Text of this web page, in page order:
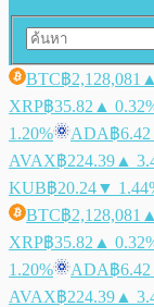
BTC฿2,128,081
XRP฿35.82 ▲
1.20%
ADA฿6.42
AVAX฿224.39 ▲
KUB฿20.24▼
BTC฿2,128,081
XRP฿35.82 ▲
1.20%
ADA฿6.42
AVAX฿224.39 ▲